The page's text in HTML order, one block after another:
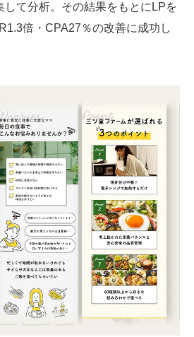
して分析。その結果をもとにLPを
倍・CPA27％の改善に成功し